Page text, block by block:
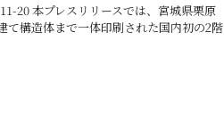
20 本プレスリリースでは、宮城県栗原
て構造体まで一体印刷された国内初の2階